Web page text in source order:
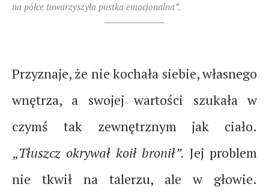
na półce towarzyszyła pustka emocjonalna”.
Przyznaje, że nie kochała siebie, własnego
wnętrza, a swojej wartości szukała w
czymś tak zewnętrznym jak ciało.
„Tłuszcz okrywał koił bronił”. Jej problem
nie tkwił na talerzu, ale w głowie.